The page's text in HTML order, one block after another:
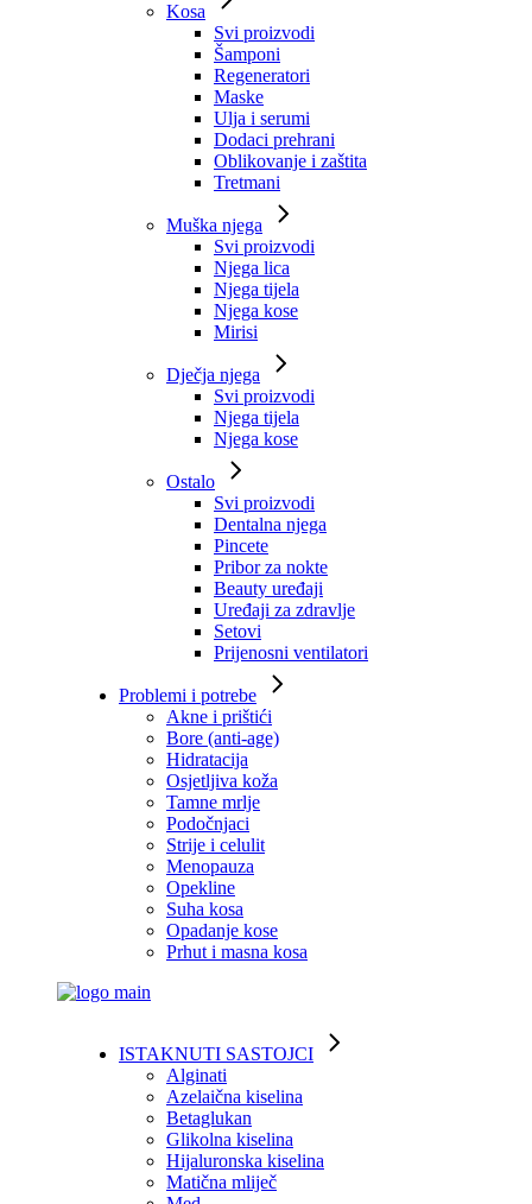
Kosa
Svi proizvodi
Šamponi
Regeneratori
Maske
Ulja i serumi
Dodaci prehrani
Oblikovanje i zaštita
Tretmani
Muška njega
Svi proizvodi
Njega lica
Njega tijela
Njega kose
Mirisi
Dječja njega
Svi proizvodi
Njega tijela
Njega kose
Ostalo
Svi proizvodi
Dentalna njega
Pincete
Pribor za nokte
Beauty uređaji
Uređaji za zdravlje
Setovi
Prijenosni ventilatori
Problemi i potrebe
Akne i prištići
Bore (anti-age)
Hidratacija
Osjetljiva koža
Tamne mrlje
Podočnjaci
Strije i celulit
Menopauza
Opekline
Suha kosa
Opadanje kose
Prhut i masna kosa
ISTAKNUTI SASTOJCI
Alginati
Azelaična kiselina
Betaglukan
Glikolna kiselina
Hijaluronska kiselina
Matična mliječ